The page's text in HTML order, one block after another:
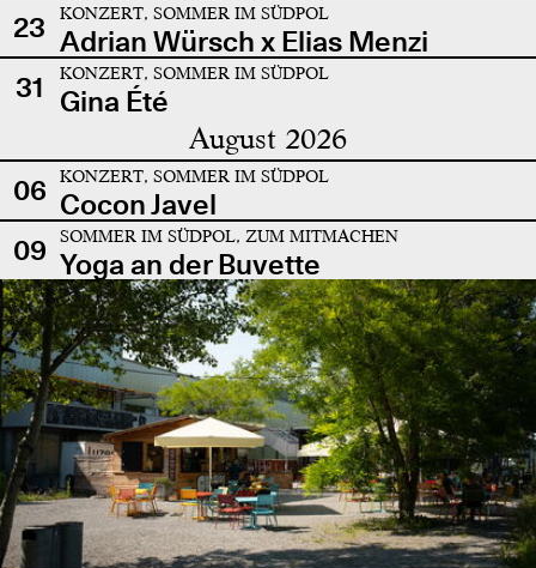
23
KONZERT, SOMMER IM SÜDPOL
Adrian Würsch x Elias Menzi
31
KONZERT, SOMMER IM SÜDPOL
Gina Été
August 2026
06 KONZERT, SOMMER IM SÜDPOL
Cocon Javel
09
SOMMER IM SÜDPOL, ZUM MITMACHEN
Yoga an der Buvette